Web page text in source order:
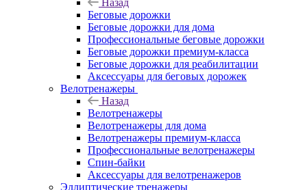
Назад
Беговые дорожки
Беговые дорожки для дома
Профессиональные беговые дорожки
Беговые дорожки премиум-класса
Беговые дорожки для реабилитации
Аксессуары для беговых дорожек
Велотренажеры
Назад
Велотренажеры
Велотренажеры для дома
Велотренажеры премиум-класса
Профессиональные велотренажеры
Спин-байки
Аксессуары для велотренажеров
Эллиптические тренажеры